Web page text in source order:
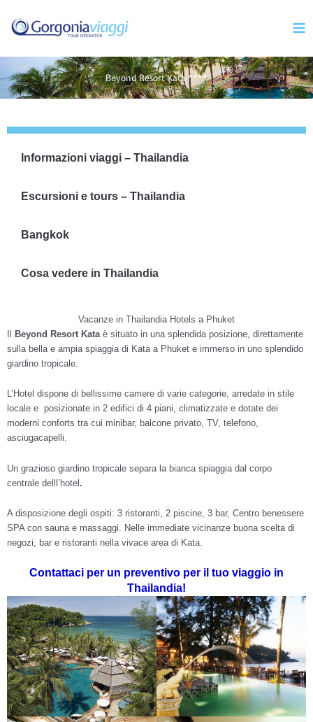
contenuto
Beyond Resort Kata ****
Informazioni viaggi – Thailandia
Escursioni e tours – Thailandia
Bangkok
Cosa vedere in Thailandia
Vacanze in Thailandia Hotels a Phuket
Beyond Resort Kata è situato in una splendida posizione, direttamente
sulla bella e ampia spiaggia di Kata a Phuket e immerso in uno splendido
giardino tropicale.
L’Hotel dispone di bellissime camere di varie categorie, arredate in stile
locale e posizionate in 2 edifici di 4 piani, climatizzate e dotate dei
moderni conforts tra cui minibar, balcone privato, TV, telefono,
asciugacapelli.
Un grazioso giardino tropicale separa la bianca spiaggia dal corpo
centrale delll’hotel.
A disposizione degli ospiti: 3 ristoranti, 2 piscine, 3 bar, Centro benessere
SPA con sauna e massaggi. Nelle immediate vicinanze buona scelta di
negozi, bar e ristoranti nella vivace area di Kata.
Contattaci per un preventivo per il tuo viaggio in
Thailandia!